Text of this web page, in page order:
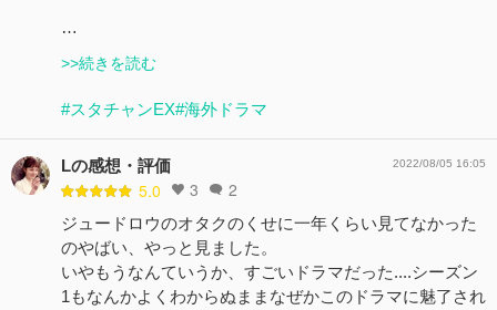
…
>>続きを読む
#スタチャンEX#海外ドラマ
Lの感想・評価
5.0 3 2
2022/08/05 16:05
ジュードロウのオタクのくせに一年くらい見てなかった
のやばい、やっと見ました。
いやもうなんていうか、すごいドラマだった....シーズン
1もなんかよくわからぬままなぜかこのドラマに魅了され